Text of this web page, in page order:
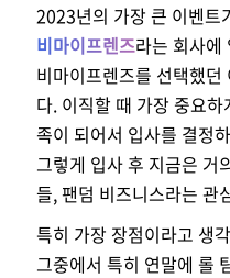
2023년의 가장 큰 이벤트
비마이프렌즈라는 회사에
비마이프렌즈를 선택했던
다. 이직할 때 가장 중요
족이 되어서 입사를 결정
그렇게 입사 후 지금은 거
들, 팬덤 비즈니스라는 관
특히 가장 장점이라고 생
그중에서 특히 연말에 롤